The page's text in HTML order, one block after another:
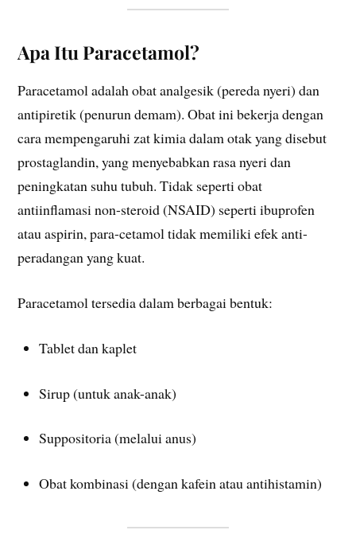
Apa Itu Paracetamol?
Paracetamol adalah obat analgesik (pereda nyeri) dan
antipiretik (penurun demam). Obat ini bekerja dengan
cara mempengaruhi zat kimia dalam otak yang disebut
prostaglandin, yang menyebabkan rasa nyeri dan
peningkatan suhu tubuh. Tidak seperti obat
antiinflamasi non-steroid (NSAID) seperti ibuprofen
atau aspirin, para-cetamol tidak memiliki efek anti-
peradangan yang kuat.
Paracetamol tersedia dalam berbagai bentuk:
Tablet dan kaplet
Sirup (untuk anak-anak)
Suppositoria (melalui anus)
Obat kombinasi (dengan kafein atau antihistamin)